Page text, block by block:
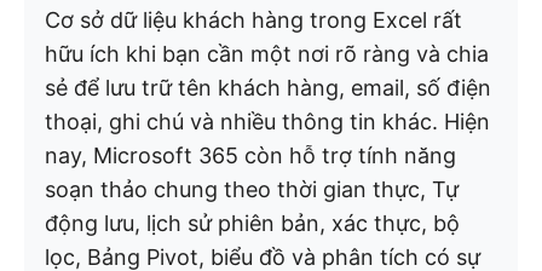
Cơ sở dữ liệu khách hàng trong Excel rất
hữu ích khi bạn cần một nơi rõ ràng và chia
sẻ để lưu trữ tên khách hàng, email, số điện
thoại, ghi chú và nhiều thông tin khác. Hiện
nay, Microsoft 365 còn hỗ trợ tính năng
soạn thảo chung theo thời gian thực, Tự
động lưu, lịch sử phiên bản, xác thực, bộ
lọc, Bảng Pivot, biểu đồ và phân tích có sự